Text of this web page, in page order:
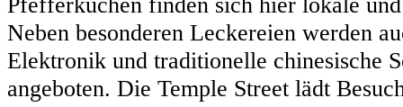
Neben besonderen Leckereien werden
Elektronik und traditionelle chinesische
angeboten. Die Temple Street lädt